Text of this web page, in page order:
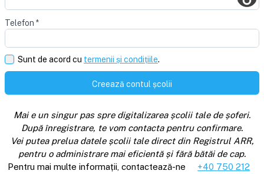
Telefon *
Sunt de acord cu termenii și condițiile.
Creează contul școlii
Mai e un singur pas spre digitalizarea școlii tale de șoferi.
După înregistrare, te vom contacta pentru confirmare.
Vei putea prelua datele școlii tale direct din Registrul ARR,
pentru o administrare mai eficientă și fără bătăi de cap.
Pentru mai multe informații, contactează-ne
+40 750 212